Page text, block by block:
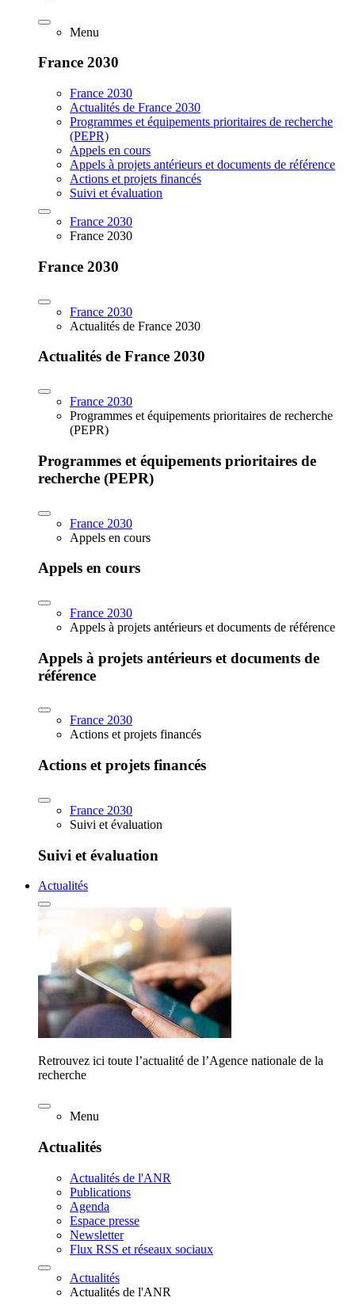
Menu
France 2030
France 2030
Actualités de France 2030
Programmes et équipements prioritaires de recherche
(PEPR)
Appels en cours
Appels à projets antérieurs et documents de référence
Actions et projets financés
Suivi et évaluation
France 2030
France 2030
France 2030
France 2030
Actualités de France 2030
Actualités de France 2030
France 2030
Programmes et équipements prioritaires de recherche
(PEPR)
Programmes et équipements prioritaires de
recherche (PEPR)
France 2030
Appels en cours
Appels en cours
France 2030
Appels à projets antérieurs et documents de référence
Appels à projets antérieurs et documents de
référence
France 2030
Actions et projets financés
Actions et projets financés
France 2030
Suivi et évaluation
Suivi et évaluation
Actualités
Retrouvez ici toute l’actualité de l’Agence nationale de la
recherche
Menu
Actualités
Actualités de l'ANR
Publications
Agenda
Espace presse
Newsletter
Flux RSS et réseaux sociaux
Actualités
Actualités de l'ANR